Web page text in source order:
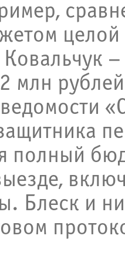
млн
полный
Блеск и